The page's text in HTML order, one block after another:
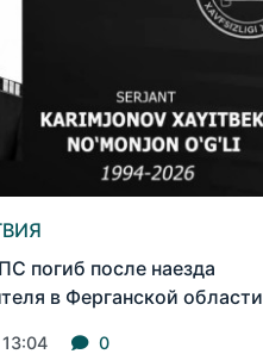
погиб после наезда
в Ферганской области
0